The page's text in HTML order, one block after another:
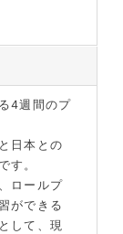
4週間のプ
日本との
す。
ロールプ
ができる
して、現